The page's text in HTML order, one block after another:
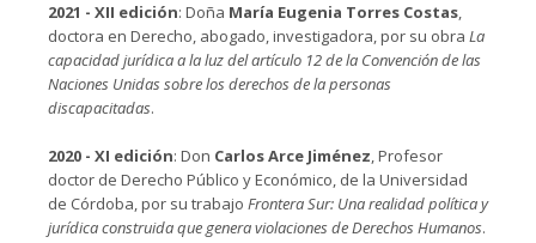
2021 - XII edición: Doña María Eugenia Torres Costas,
doctora en Derecho, abogado, investigadora, por su obra La
capacidad jurídica a la luz del artículo 12 de la Convención de las
Naciones Unidas sobre los derechos de la personas
discapacitadas.
2020 - XI edición: Don Carlos Arce Jiménez, Profesor
doctor de Derecho Público y Económico, de la Universidad
de Córdoba, por su trabajo Frontera Sur: Una realidad política y
jurídica construida que genera violaciones de Derechos Humanos.